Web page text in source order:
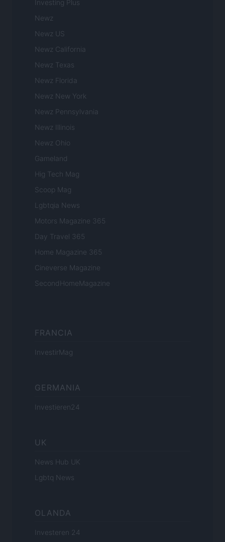
Investing Plus
Newz
Newz US
Newz California
Newz Texas
Newz Florida
Newz New York
Newz Pennsylvania
Newz Illinois
Newz Ohio
Gameland
Hig Tech Mag
Scoop Mag
Lgbtqia News
Motors Magazine 365
Day Travel 365
Home Magazine 365
Cineverse Magazine
SecondHomeMagazine
FRANCIA
InvestirMag
GERMANIA
Investieren24
UK
News Hub UK
Lgbtq News
OLANDA
Investeren 24